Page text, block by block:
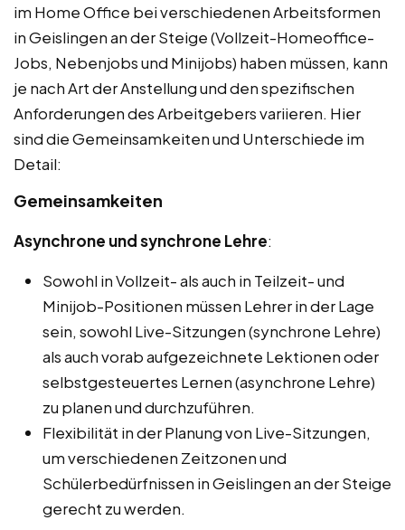
im Home Office bei verschiedenen Arbeitsformen
in Geislingen an der Steige (Vollzeit-Homeoffice-
Jobs, Nebenjobs und Minijobs) haben müssen, kann
je nach Art der Anstellung und den spezifischen
Anforderungen des Arbeitgebers variieren. Hier
sind die Gemeinsamkeiten und Unterschiede im
Detail:
Gemeinsamkeiten
Asynchrone und synchrone Lehre:
Sowohl in Vollzeit- als auch in Teilzeit- und
Minijob-Positionen müssen Lehrer in der Lage
sein, sowohl Live-Sitzungen (synchrone Lehre)
als auch vorab aufgezeichnete Lektionen oder
selbstgesteuertes Lernen (asynchrone Lehre)
zu planen und durchzuführen.
Flexibilität in der Planung von Live-Sitzungen,
um verschiedenen Zeitzonen und
Schülerbedürfnissen in Geislingen an der Steige
gerecht zu werden.